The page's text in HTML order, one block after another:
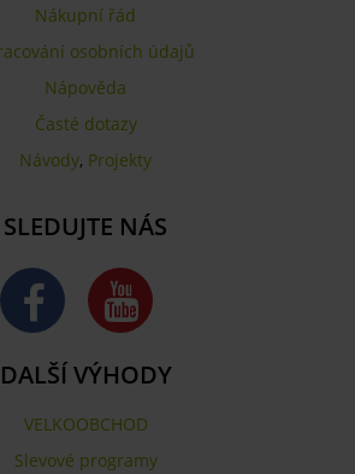
Nákupní řád
osobních údajů
Nápověda
Časté dotazy
Návody, Projekty
SLEDUJTE NÁS
DALŠÍ VÝHODY
VELKOOBCHOD
Slevové programy